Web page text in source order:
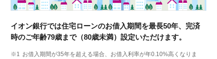
イオン銀行では住宅ローンのお借入期間を最長50年、完済
時のご年齢79歳まで（80歳未満）設定いただけます。
※1 お借入期間が35年を超える場合、お借入利率が年0.10%高くなりま